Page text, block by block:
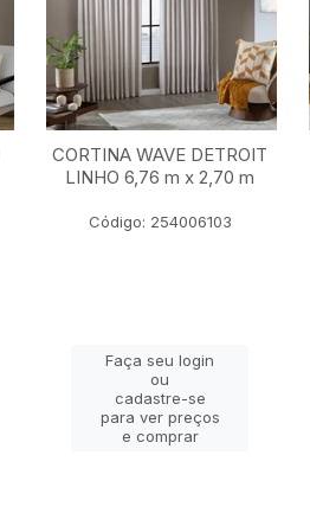
CORTINA WAVE DETROIT
LINHO 6,76 m x 2,70 m
Código: 254006103
Faça seu login
ou
cadastre-se
para ver preços
e comprar